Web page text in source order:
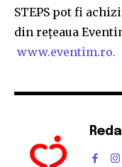
STEPS pot fi
din reţeaua
www.eventim.ro.